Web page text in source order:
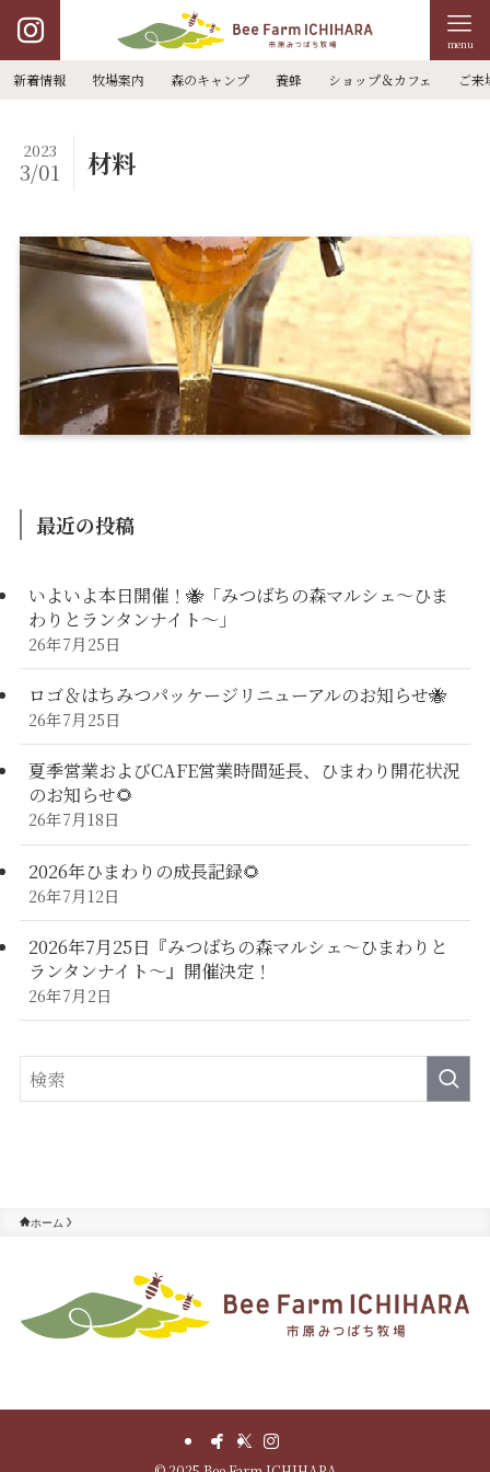
menu
新着情報 牧場案内 森のキャンプ 養蜂 ショップ＆カフェ ご来
材料
2023
3/01
最近の投稿
いよいよ本日開催！🐝「みつばちの森マルシェ〜ひま
わりとランタンナイト〜」
26年7月25日
ロゴ＆はちみつパッケージリニューアルのお知らせ🐝
26年7月25日
夏季営業およびCAFE営業時間延長、ひまわり開花状況
のお知らせ🌻
26年7月18日
2026年ひまわりの成長記録🌻
26年7月12日
2026年7月25日『みつばちの森マルシェ～ひまわりと
ランタンナイト～』開催決定！
26年7月2日
ホーム